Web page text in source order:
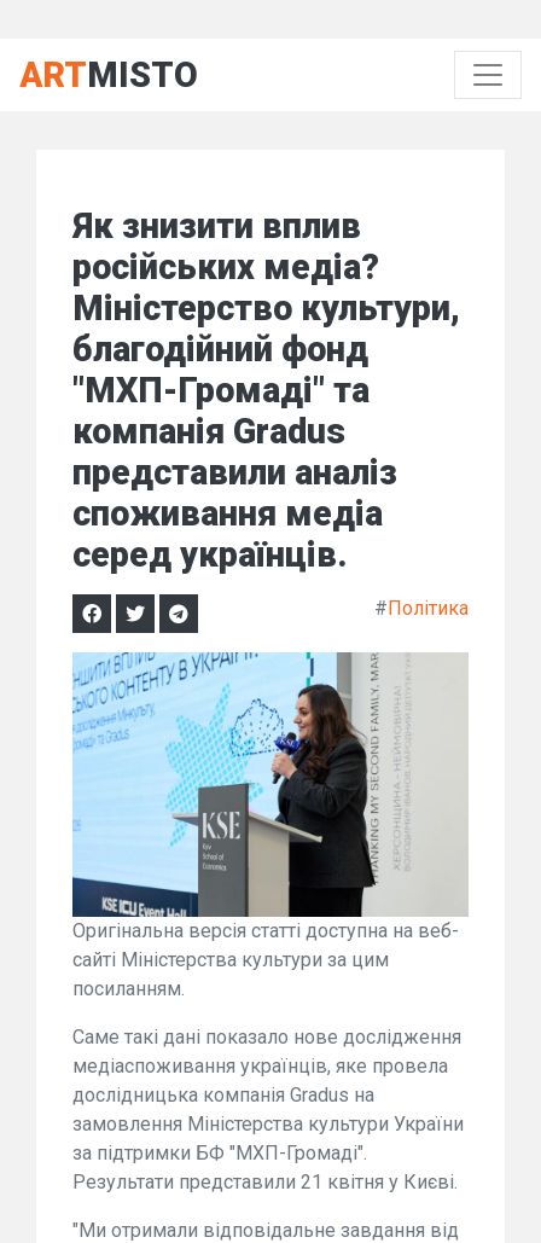
ARTMISTO
Як знизити вплив
російських медіа?
Міністерство культури,
благодійний фонд
"МХП-Громаді" та
компанія Gradus
представили аналіз
споживання медіа
серед українців.
#Політика
Оригінальна версія статті доступна на веб-
сайті Міністерства культури за цим
посиланням.
Саме такі дані показало нове дослідження
медіаспоживання українців, яке провела
дослідницька компанія Gradus на
замовлення Міністерства культури України
за підтримки БФ "МХП-Громаді".
Результати представили 21 квітня у Києві.
"Ми отримали відповідальне завдання від